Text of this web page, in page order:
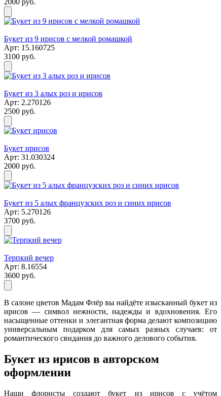
Букет из 9 ирисов с мелкой ромашкой
Арт: 15.160725
3100 руб.
Букет из 3 алых роз и ирисов
Арт: 2.270126
2500 руб.
Букет ирисов
Арт: 31.030324
2000 руб.
Букет из 5 алых французских роз и синих ирисов
Арт: 5.270126
3700 руб.
Терпкий вечер
Арт: 8.16554
3600 руб.
В салоне цветов Мадам Флёр вы найдёте изысканный букет из
ирисов — символ нежности, надежды и вдохновения. Его
насыщенные оттенки и элегантная форма делают композицию
универсальным подарком для самых разных случаев: от
романтического свидания до важного делового события.
Букет из ирисов в авторском
оформлении
Наши флористы создают букет из ирисов с учётом